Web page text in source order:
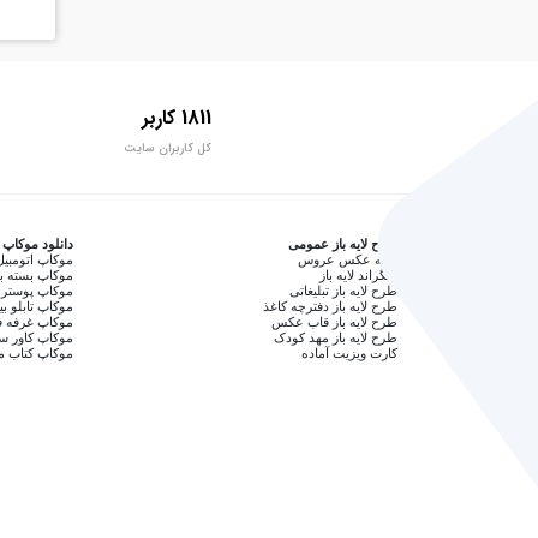
1811 کاربر
کل کاربران سایت
طرح لایه باز عمومی
آتلیه عکس عروس
بکگراند لایه باز
طرح لایه باز تبلیغاتی
طرح لایه باز دفترچه کاغذ
طرح لایه باز قاب عکس
طرح لایه باز مهد کودک
کارت ویزیت آماده
دانلود موکاپ
موکاپ
موکاپ بسته
موکاپ
موکاپ تابلو
موکاپ غرفه
موکاپ کاور
موکاپ کتاب